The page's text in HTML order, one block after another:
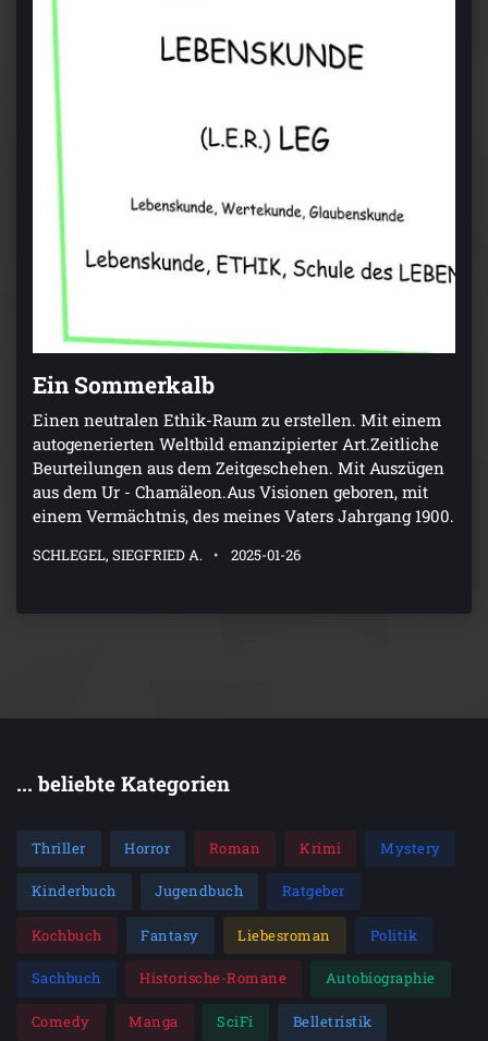
Ein Sommerkalb
Einen neutralen Ethik-Raum zu erstellen. Mit einem
autogenerierten Weltbild emanzipierter Art.Zeitliche
Beurteilungen aus dem Zeitgeschehen. Mit Auszügen
aus dem Ur - Chamäleon.Aus Visionen geboren, mit
einem Vermächtnis, des meines Vaters Jahrgang 1900.
SCHLEGEL, SIEGFRIED A. 2025-01-26
... beliebte Kategorien
Thriller Horror Roman Krimi Mystery
Kinderbuch Jugendbuch Ratgeber
Kochbuch Fantasy Liebesroman Politik
Sachbuch Historische-Romane Autobiographie
Comedy Manga SciFi Belletristik